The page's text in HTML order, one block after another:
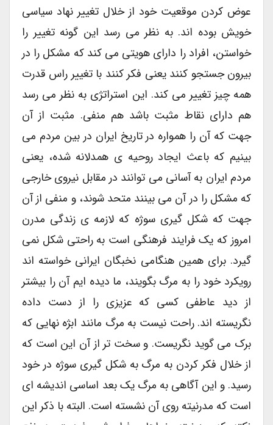
عوض کردن موقعیت خود از خلال تغییر نهاد سیاسی
خویش بوده اند. به نظر می رسد این گونه تغییر را
خواستن، افراد را دارای هویتی می کند که مشکل را در
بیرون جستجو کنند یعنی فکر کنند با تغییر راس قدرت
همه چیز تغییر می کند. این استراتژی به نظر می رسد
هم دارای نقاط مثبت باشد هم منفی. مثبت از آن
جهت که آن را همواره در تاریخ ایران در بین مردم می
بینیم که باعث ایجاد روحیه ی همدلانه شده، یعنی
مردم ایران به آسانی می توانند در مقابل نیروی خارجی
که مشکل را در آن می بینند متحد شوند، و منفی از آن
جهت که شکل گیری سوژه که لازمه ی زندگی مدرن
امروز که یک فرایند فرهنگی است به راحتی شکل نمی
گیرد. برای همین هنگامی نخبگان ایرانی خواسته اند
رویکرد خود را به مرگ بگویند، ما دیده ایم آن را بیشتر
از دید عاطفی کسی که عزیزی را از دست داده
نگریسته اند. راحت نیست به مرگ مانند ابژه نهایی که
برک می گوید نگریست. و سخت تر از آن این است که
از خلال فکر کردن به مرگ به شکل گیری سوژه در خود
رسید. و این آگاهی به مرگ یک بعد اساسی اندیشه ای
است که مدرنیته روی آن نشسته است. البته با ذکر این